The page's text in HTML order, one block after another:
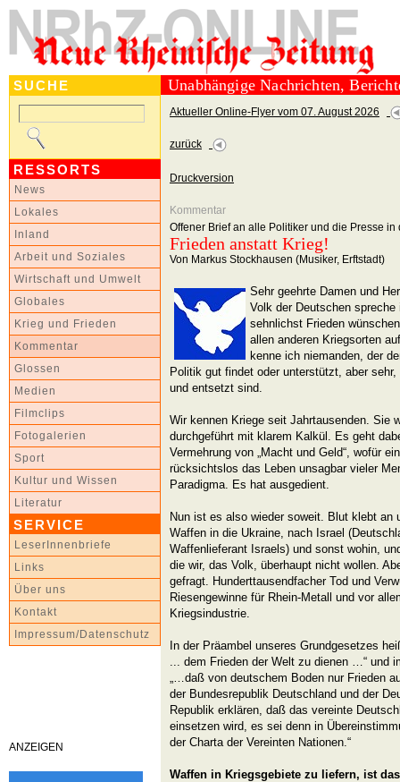
SUCHE
RESSORTS
News
Lokales
Inland
Arbeit und Soziales
Wirtschaft und Umwelt
Globales
Krieg und Frieden
Kommentar
Glossen
Medien
Filmclips
Fotogalerien
Sport
Kultur und Wissen
Literatur
SERVICE
LeserInnenbriefe
Links
Über uns
Kontakt
Impressum/Datenschutz
ANZEIGEN
Unabhängige Nachrichten,
Aktueller Online-Flyer vom 07. August 2026
zurück
Druckversion
Kommentar
Offener Brief an alle Politiker und die Presse in
Frieden anstatt Krieg!
Von Markus Stockhausen (Musiker, Erftstadt)
Sehr geehrte Damen und
Volk der Deutschen
sehnlichst Frieden
allen anderen Kriegsorten
kenne ich niemanden, der
Politik gut findet oder unterstützt, aber
und entsetzt sind.
Wir kennen Kriege seit Jahrtausenden. Sie
durchgeführt mit klarem Kalkül. Es geht
Vermehrung von „Macht und Geld“, wofür
rücksichtslos das Leben unsagbar vieler
Paradigma. Es hat ausgedient.
Nun ist es also wieder soweit. Blut klebt an
Waffen in die Ukraine, nach Israel
Waffenlieferant Israels) und sonst wohin,
die wir, das Volk, überhaupt nicht wollen.
gefragt. Hunderttausendfacher Tod und
Riesengewinne für Rhein-Metall und vor
Kriegsindustrie.
In der Präambel unseres Grundgesetzes
... dem Frieden der Welt zu dienen …“ und
„…daß von deutschem Boden nur Frieden
der Bundesrepublik Deutschland und der
Republik erklären, daß das vereinte
einsetzen wird, es sei denn in
der Charta der Vereinten Nationen.“
Waffen in Kriegsgebiete zu liefern, ist